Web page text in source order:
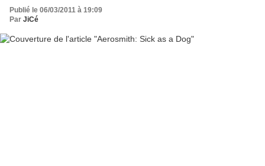
Publié le 06/03/2011 à 19:09
Par JiCé